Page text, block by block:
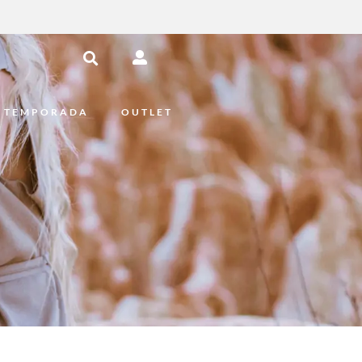
TEMPORADA OUTLET